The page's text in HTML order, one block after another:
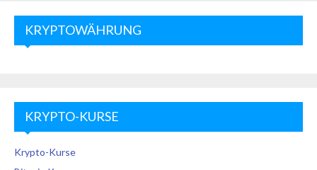
KRYPTOWÄHRUNG
KRYPTO-KURSE
Krypto-Kurse